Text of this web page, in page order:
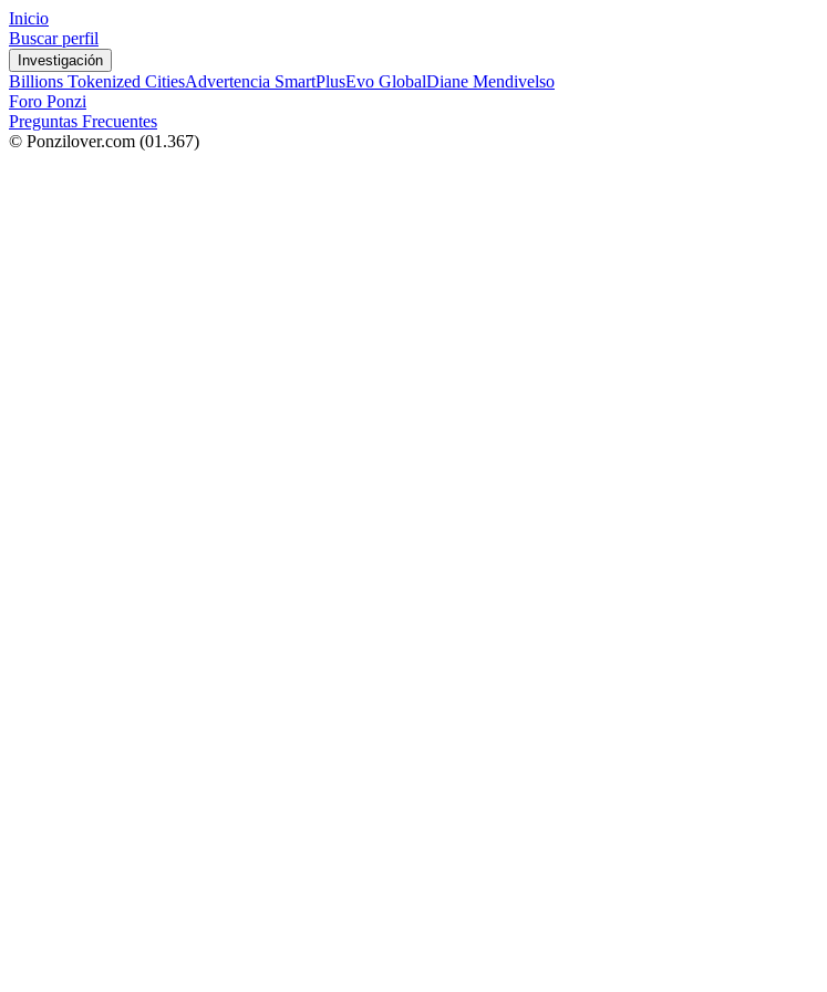
Inicio
Buscar perfil
Investigación
Billions Tokenized CitiesAdvertencia SmartPlusEvo GlobalDiane Mendivelso
Foro Ponzi
Preguntas Frecuentes
© Ponzilover.com (01.367)